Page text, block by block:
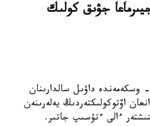
جۋىق كولىك
وسكەمەن. KAZINFORM - وسكەمەندە داۋىل سالدارىنان
اۆتوكولىكتەردىڭ يەلەرىنەن
ءالى ءتۇسىپ جاتىر.